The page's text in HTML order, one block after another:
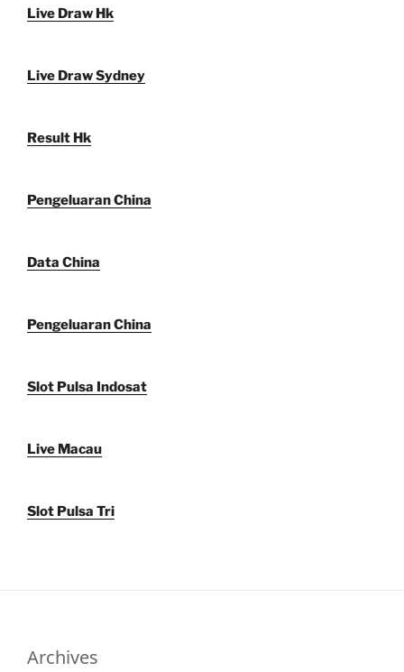
Live Draw Hk
Live Draw Sydney
Result Hk
Pengeluaran China
Data China
Pengeluaran China
Slot Pulsa Indosat
Live Macau
Slot Pulsa Tri
Archives